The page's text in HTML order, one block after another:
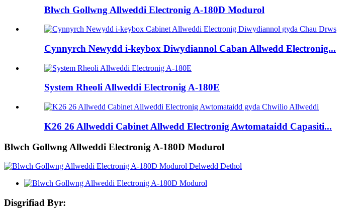
Blwch Gollwng Allweddi Electronig A-180D Modurol
Cynnyrch Newydd i-keybox Diwydiannol Caban Allwedd Electronig...
System Rheoli Allweddi Electronig A-180E
K26 26 Allweddi Cabinet Allwedd Electronig Awtomataidd Capasiti...
Blwch Gollwng Allweddi Electronig A-180D Modurol
Disgrifiad Byr: